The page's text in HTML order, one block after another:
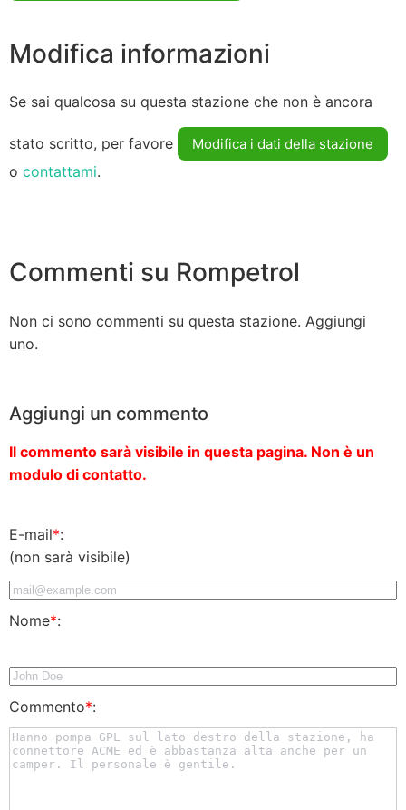
Modifica informazioni
Se sai qualcosa su questa stazione che non è ancora
stato scritto, per favore Modifica i dati della stazione
o contattami.
Commenti su Rompetrol
Non ci sono commenti su questa stazione. Aggiungi
uno.
Aggiungi un commento
Il commento sarà visibile in questa pagina. Non è un
modulo di contatto.
E-mail*:
(non sarà visibile)
Nome*:
Commento*: